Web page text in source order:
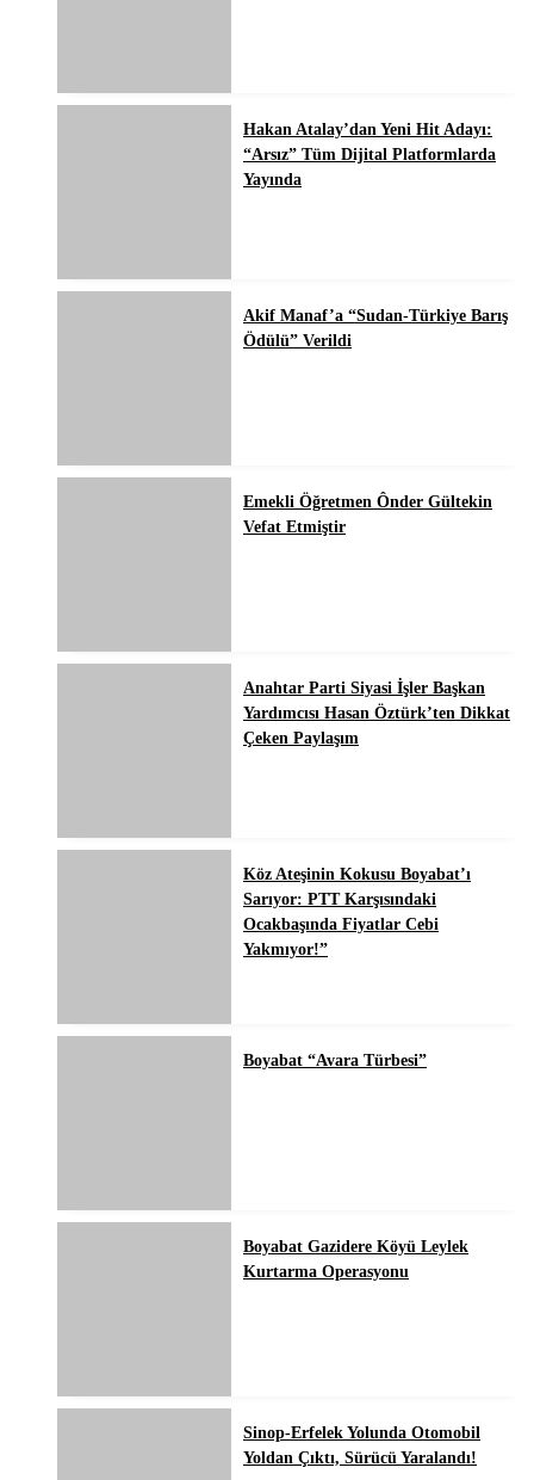
Hakan Atalay’dan Yeni Hit Adayı:
“Arsız” Tüm Dijital Platformlarda
Yayında
Akif Manaf’a “Sudan-Türkiye Barış
Ödülü” Verildi
Emekli Öğretmen Ônder Gültekin
Vefat Etmiştir
Anahtar Parti Siyasi İşler Başkan
Yardımcısı Hasan Öztürk’ten Dikkat
Çeken Paylaşım
Köz Ateşinin Kokusu Boyabat’ı
Sarıyor: PTT Karşısındaki
Ocakbaşında Fiyatlar Cebi
Yakmıyor!”
Boyabat “Avara Türbesi”
Boyabat Gazidere Köyü Leylek
Kurtarma Operasyonu
Sinop-Erfelek Yolunda Otomobil
Yoldan Çıktı, Sürücü Yaralandı!